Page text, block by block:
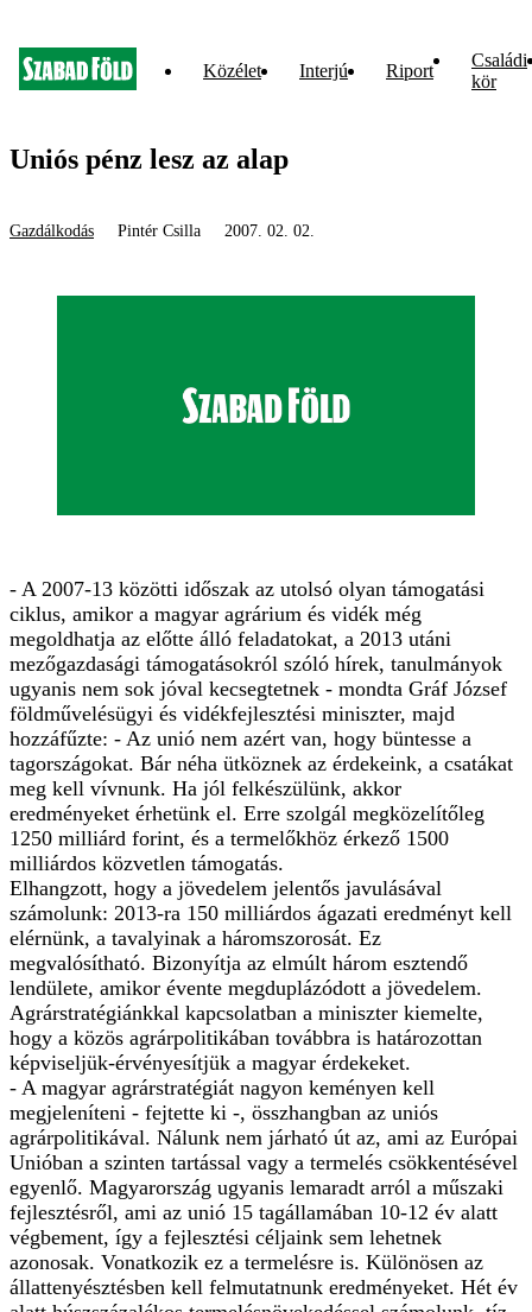
Közélet Interjú Riport
Családi
kör
Uniós pénz lesz az alap
Gazdálkodás Pintér Csilla 2007. 02. 02.
- A 2007-13 közötti időszak az utolsó olyan támogatási
ciklus, amikor a magyar agrárium és vidék még
megoldhatja az előtte álló feladatokat, a 2013 utáni
mezőgazdasági támogatásokról szóló hírek, tanulmányok
ugyanis nem sok jóval kecsegtetnek - mondta Gráf József
földművelésügyi és vidékfejlesztési miniszter, majd
hozzáfűzte: - Az unió nem azért van, hogy büntesse a
tagországokat. Bár néha ütköznek az érdekeink, a csatákat
meg kell vívnunk. Ha jól felkészülünk, akkor
eredményeket érhetünk el. Erre szolgál megközelítőleg
1250 milliárd forint, és a termelőkhöz érkező 1500
milliárdos közvetlen támogatás.
Elhangzott, hogy a jövedelem jelentős javulásával
számolunk: 2013-ra 150 milliárdos ágazati eredményt kell
elérnünk, a tavalyinak a háromszorosát. Ez
megvalósítható. Bizonyítja az elmúlt három esztendő
lendülete, amikor évente megduplázódott a jövedelem.
Agrárstratégiánkkal kapcsolatban a miniszter kiemelte,
hogy a közös agrárpolitikában továbbra is határozottan
képviseljük-érvényesítjük a magyar érdekeket.
- A magyar agrárstratégiát nagyon keményen kell
megjeleníteni - fejtette ki -, összhangban az uniós
agrárpolitikával. Nálunk nem járható út az, ami az Európai
Unióban a szinten tartással vagy a termelés csökkentésével
egyenlő. Magyarország ugyanis lemaradt arról a műszaki
fejlesztésről, ami az unió 15 tagállamában 10-12 év alatt
végbement, így a fejlesztési céljaink sem lehetnek
azonosak. Vonatkozik ez a termelésre is. Különösen az
állattenyésztésben kell felmutatnunk eredményeket. Hét év